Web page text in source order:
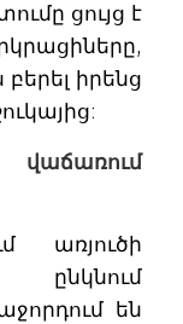
ցույց է
իրենց
առյուծի
են